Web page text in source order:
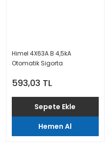
Himel 4X63A B 4,5kA
Otomatik Sigorta
593,03 TL
Sepete Ekle
Hemen Al